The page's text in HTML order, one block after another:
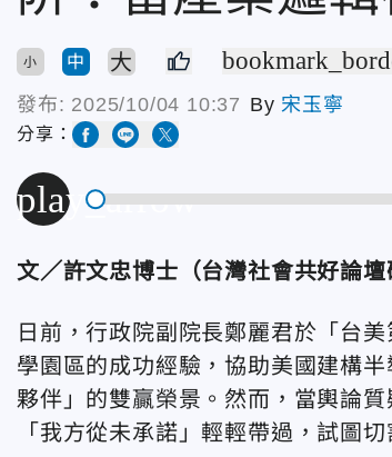
小 中 大
發布: 2025/10/04 10:37 By宋玉寧
分享：
play_arrow
文／許文忠博士（台灣社會共好論壇
日前，行政院副院長鄭麗君於「台
學園區的成功經驗，協助美國建構
夥伴」的雙贏榮景。然而，當輿論
「我方從未承諾」輕輕帶過，試圖切